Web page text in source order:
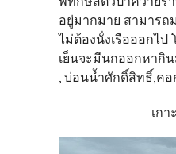
อยู่มากมาย สามารถ
ไม่ต้องนั่งเรือออกไป
เย็นจะมีนกออกหากิน
, บ่อนน้ำศักดิ์สิทธิ์,คอ
เก